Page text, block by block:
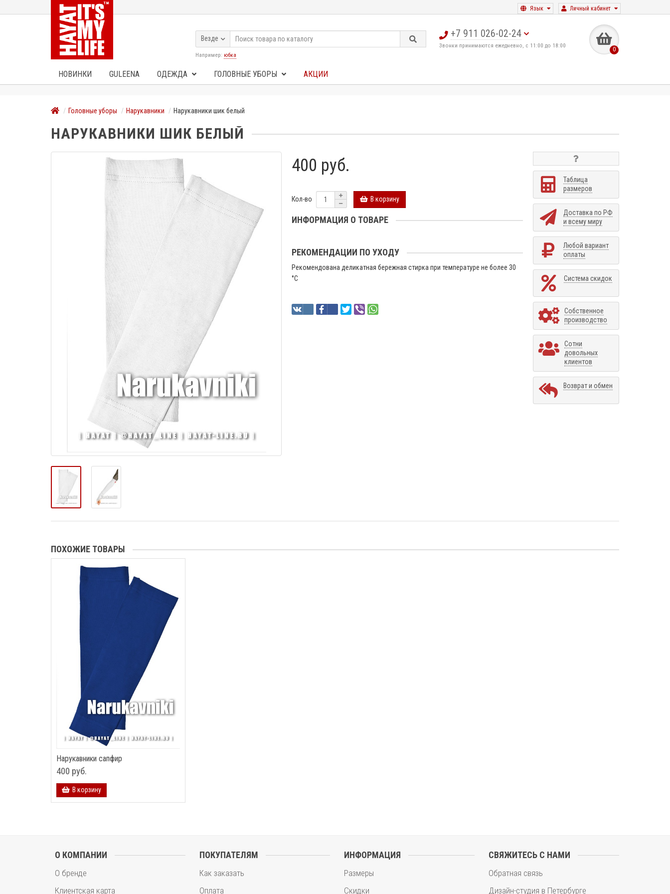
Личный кабинет
Язык
+7 911 026-02-24
Звонки принимаются ежедневно, с 11:00 до 18:00 0
Везде
Например: юбка
НОВИНКИ GULEENA ОДЕЖДА ГОЛОВНЫЕ УБОРЫ АКЦИИ
Головные уборы Нарукавники Нарукавники шик белый
НАРУКАВНИКИ ШИК БЕЛЫЙ
400 руб.
Кол-во В корзину
ИНФОРМАЦИЯ О ТОВАРЕ
РЕКОМЕНДАЦИИ ПО УХОДУ
Рекомендована деликатная бережная стирка при температуре не более 30
°C
Таблица
размеров
Доставка по РФ
и всему миру
Любой вариант
оплаты
Система скидок
Собственное
производство
Сотни
довольных
клиентов
Возврат и обмен
ПОХОЖИЕ ТОВАРЫ
Нарукавники сапфир
400 руб.
В корзину
О КОМПАНИИ
О бренде
Клиентская карта
ПОКУПАТЕЛЯМ
Как заказать
Оплата
ИНФОРМАЦИЯ
Размеры
Скидки
СВЯЖИТЕСЬ С НАМИ
Обратная связь
Дизайн-студия в Петербурге